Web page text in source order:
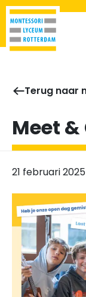
RML Leerlingen
Terug naar
Meet &
21 februari 2025